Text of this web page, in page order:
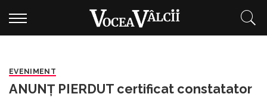
EVENIMENT
ANUNȚ PIERDUT certificat constatator